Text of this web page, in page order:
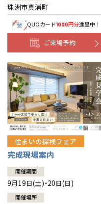
珠洲市真浦町
QUOカード1000円分進呈中！
ご来場予約
住まいの探検フェア
完成現場案内
開催期間
9月19日(土)・20日(日)
開催場所